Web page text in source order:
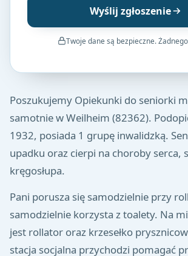
Wyślij zgłoszenie
Twoje dane są bezpieczne.
Poszukujemy Opiekunki do seniorki
samotnie w Weilheim (82362).
1932, posiada 1 grupę inwalidzką.
upadku oraz cierpi na choroby serca,
kręgosłupa.
Pani porusza się samodzielnie przy
samodzielnie korzysta z toalety. Na
jest rollator oraz krzesełko
stacja socjalna przychodzi pomagać